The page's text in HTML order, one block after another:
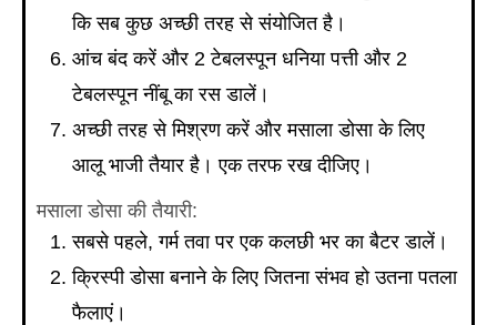
कि सब कुछ अच्छी तरह से संयोजित है।
आंच बंद करें और 2 टेबलस्पून धनिया पत्ती और 2
टेबलस्पून नींबू का रस डालें।
अच्छी तरह से मिश्रण करें और मसाला डोसा के लिए
आलू भाजी तैयार है। एक तरफ रख दीजिए।
मसाला डोसा की तैयारी:
सबसे पहले, गर्म तवा पर एक कलछी भर का बैटर डालें।
क्रिस्पी डोसा बनाने के लिए जितना संभव हो उतना पतला
फैलाएं।